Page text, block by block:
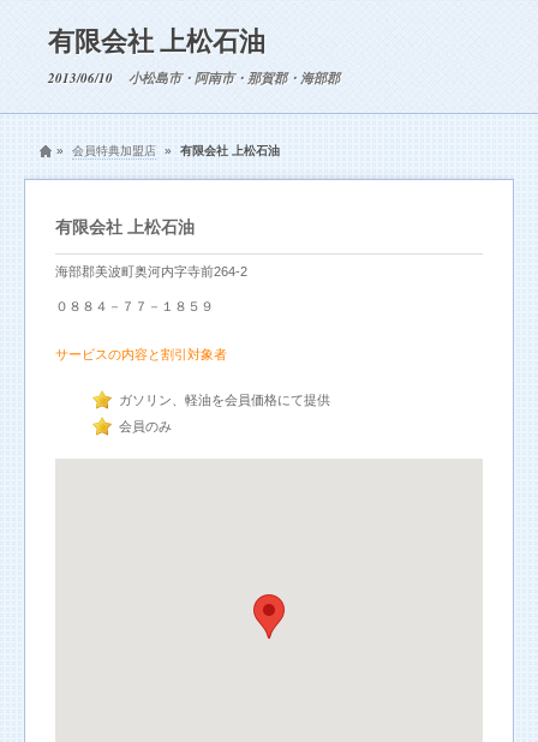
有限会社 上松石油
2013/06/10 小松島市・阿南市・那賀郡・海部郡
» 会員特典加盟店 » 有限会社 上松石油
有限会社 上松石油
海部郡美波町奥河内字寺前264-2
０８８４－７７－１８５９
サービスの内容と割引対象者
ガソリン、軽油を会員価格にて提供
会員のみ